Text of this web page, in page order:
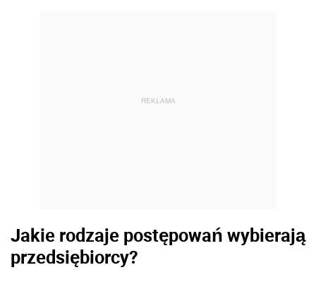
REKLAMA
Jakie rodzaje postępowań wybierają
przedsiębiorcy?